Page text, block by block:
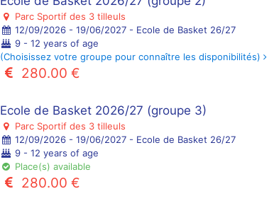
Parc Sportif des 3 tilleuls
12/09/2026 - 19/06/2027 - Ecole de Basket 26/27
9 - 12 years of age
(Choisissez votre groupe pour connaître les disponibilités)
280.00 €
Ecole de Basket 2026/27 (groupe 3)
Parc Sportif des 3 tilleuls
12/09/2026 - 19/06/2027 - Ecole de Basket 26/27
9 - 12 years of age
Place(s) available
280.00 €